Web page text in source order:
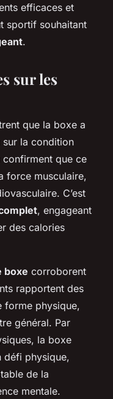
efficaces et
sportif souhaitant
.
sur les
que la boxe a
sur la condition
confirment que ce
force musculaire,
C’est
, engageant
des calories
boxe corroborent
rapportent des
forme physique,
général. Par
la boxe
défi physique,
de la
mentale.